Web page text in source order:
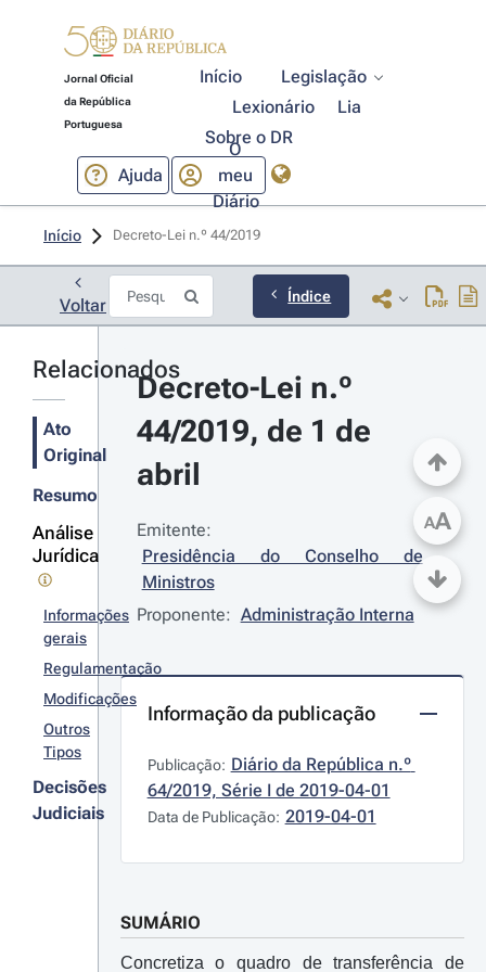
Jornal Oficial
da República
Portuguesa
Início
Legislação
Lexionário
Lia
Sobre o DR
Ajuda
O
meu
Diário
Início Decreto-Lei n.º 44/2019
Voltar Índice
Relacionados
Ato
Original
Resumo
Análise
Jurídica
Informações
gerais
Regulamentação
Modificações
Outros
Tipos
Decisões
Judiciais
Decreto-Lei n.º
44/2019, de 1 de
abril
Emitente:
Presidência do Conselho de
Ministros
Proponente: Administração Interna
Informação da publicação
Publicação: Diário da República n.º
64/2019, Série I de 2019-04-01
Data de Publicação: 2019-04-01
SUMÁRIO
Concretiza o quadro de transferência de
AA